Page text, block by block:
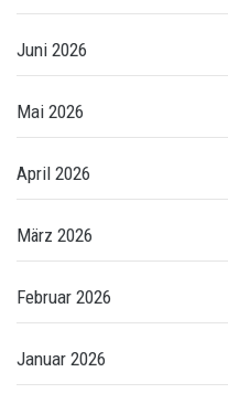
Juni 2026
Mai 2026
April 2026
März 2026
Februar 2026
Januar 2026